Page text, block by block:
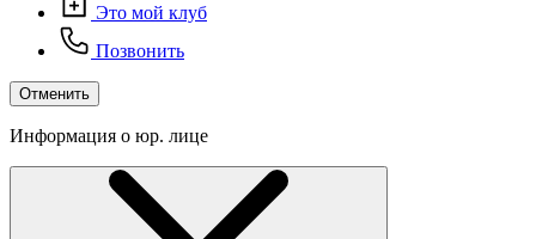
Это мой клуб
Позвонить
Отменить
Информация о юр. лице